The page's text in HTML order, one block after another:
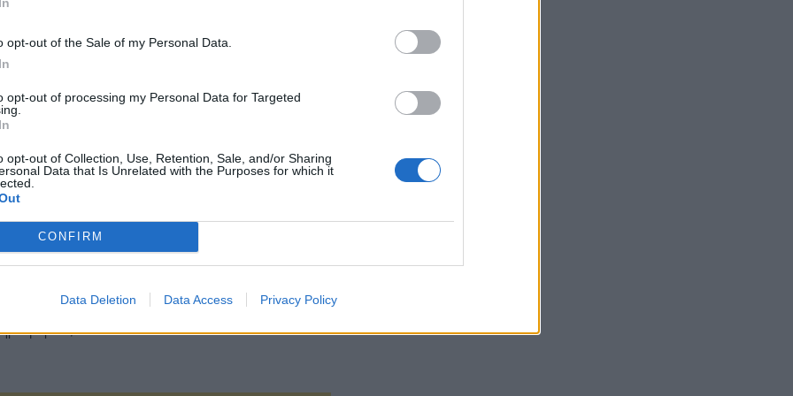
opt-out of the Sale of my Personal Data.
opt-out of processing my Personal Data for Targeted
opt-out of Collection, Use, Retention, Sale, and/or Sharing
Data that Is Unrelated with the Purposes for which it
CONFIRM
Data Deletion Data Access Privacy Policy
κατά 48 σεντς ανά βαρέλι από το
βρίσκονταν υπό πίεση το πρώτο εξάμηνο του
δεδομένων των μακροοικονομικών ανησυχιών,
πιέσεων, των αναταράξεων στον
τομέα και της αργής ανάκαμψης της
ζήτησης.
τόσο ο ΟΠΕΚ όσο και ο Διεθνής Οργανισμός
με έδρα το Παρίσι προβλέπουν αύξηση της
που θα μπορούσε να οδηγήσει σε
της προσφοράς το δεύτερο εξάμηνο του
από CNBC